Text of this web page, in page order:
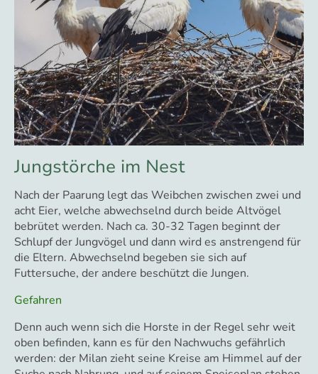
Jungstörche im Nest
Nach der Paarung legt das Weibchen zwischen zwei und
acht Eier, welche abwechselnd durch beide Altvögel
bebrütet werden. Nach ca. 30-32 Tagen beginnt der
Schlupf der Jungvögel und dann wird es anstrengend für
die Eltern. Abwechselnd begeben sie sich auf
Futtersuche, der andere beschützt die Jungen.
Gefahren
Denn auch wenn sich die Horste in der Regel sehr weit
oben befinden, kann es für den Nachwuchs gefährlich
werden: der Milan zieht seine Kreise am Himmel auf der